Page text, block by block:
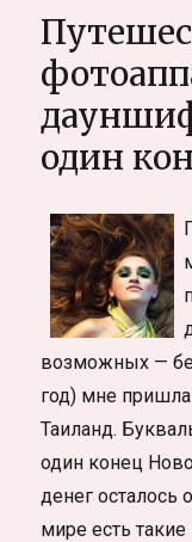
один
возможных —
год) мне
Таиланд.
один конец
денег осталось
мире есть